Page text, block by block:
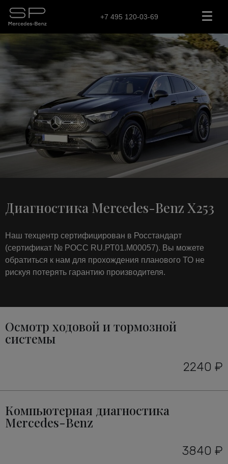
+7 495 120-03-69
Диагностика Mercedes-Benz X253
Наш техцентр сертифицирован в Росстандарт
(сертификат № РОСС RU.РТ01.М00057). Вы можете
обратиться к нам для прохождения планового ТО не
рискуя потерять гарантию производителя.
Осмотр ходовой и тормозной
системы
2240 ₽
Компьютерная диагностика
Mercedes-Benz
3840 ₽